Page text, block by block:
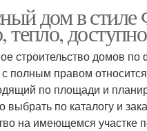
дом в стиле
тепло,
строительство домов по
с полным правом
по площади и
выбрать по каталогу и
на имеющемся участке